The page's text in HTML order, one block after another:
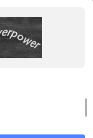
Чувашия, г. Чебоксары,